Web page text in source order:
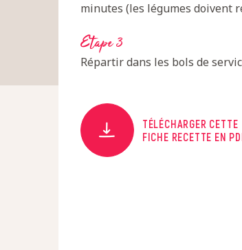
minutes (les légumes doivent
Etape 3
Répartir dans les bols de
TÉLÉCHARGER CETTE
FICHE RECETTE EN